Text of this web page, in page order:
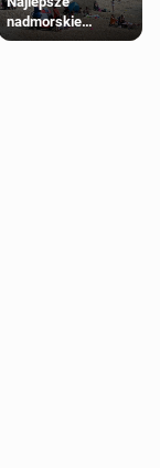
nadmorskie
miasteczko blisko